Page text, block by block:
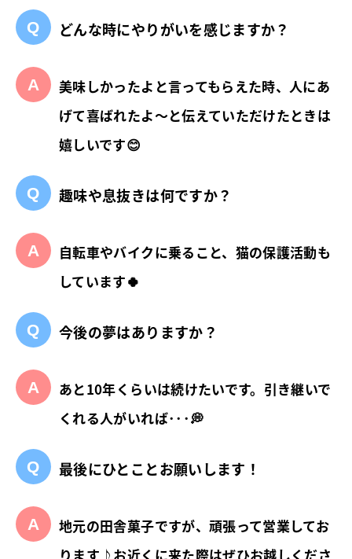
どんな時にやりがいを感じますか？
美味しかったよと言ってもらえた時、人にあ
げて喜ばれたよ～と伝えていただけたときは
嬉しいです😊
趣味や息抜きは何ですか？
自転車やバイクに乗ること、猫の保護活動も
しています🍀
今後の夢はありますか？
あと10年くらいは続けたいです。引き継いで
くれる人がいれば･･･💭
最後にひとことお願いします！
地元の田舎菓子ですが、頑張って営業してお
ります♪お近くに来た際はぜひお越しくださ